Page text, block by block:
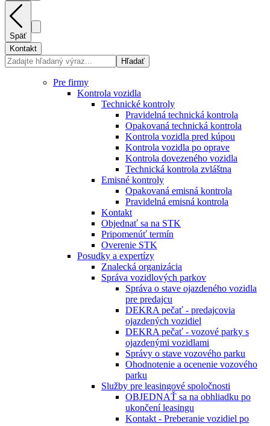
Späť
Kontakt
Hľadať
Pre firmy
Kontrola vozidla
Technické kontroly
Pravidelná technická kontrola
Opakovaná technická kontrola
Kontrola vozidla pred kúpou
Kontrola vozidla po oprave
Kontrola dovezeného vozidla
Technická kontrola zvláštna
Emisné kontroly
Opakovaná emisná kontrola
Pravidelná emisná kontrola
Kontakt
Objednať sa na STK
Pripomenúť termín
Overenie STK
Posudky a expertízy
Znalecká organizácia
Správa vozidlových parkov
Správa o stave ojazdeného vozidla
pre predajcu
DEKRA pečať - predajcovia
ojazdených vozidiel
DEKRA pečať - vozové parky s
ojazdenými vozidlami
Správy o stave vozového parku
Ohodnotenie a ocenenie vozového
parku
Služby pre leasingové spoločnosti
OBJEDNAŤ sa na obhliadku po
ukončení leasingu
Kontakt - Preberanie vozidiel po